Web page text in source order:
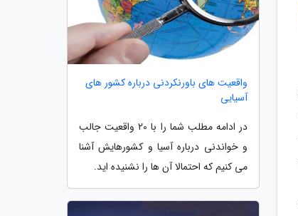
واقعیت های باورنکردنی درباره کشور های
آسیایی
در ادامه مطلب شما را با 20 واقعیت جالب
و خواندنی درباره آسیا و کشورهایش آشنا
می کنیم که احتمالا آن ها را نشنیده اید.